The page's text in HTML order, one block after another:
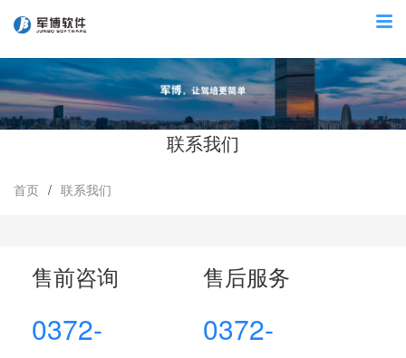
联系我们
首页 / 联系我们
售前咨询
0372-
售后服务
0372-